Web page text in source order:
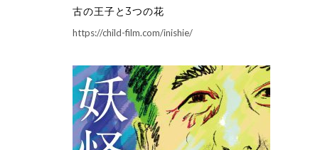
古の王子と3つの花
https://child-film.com/inishie/